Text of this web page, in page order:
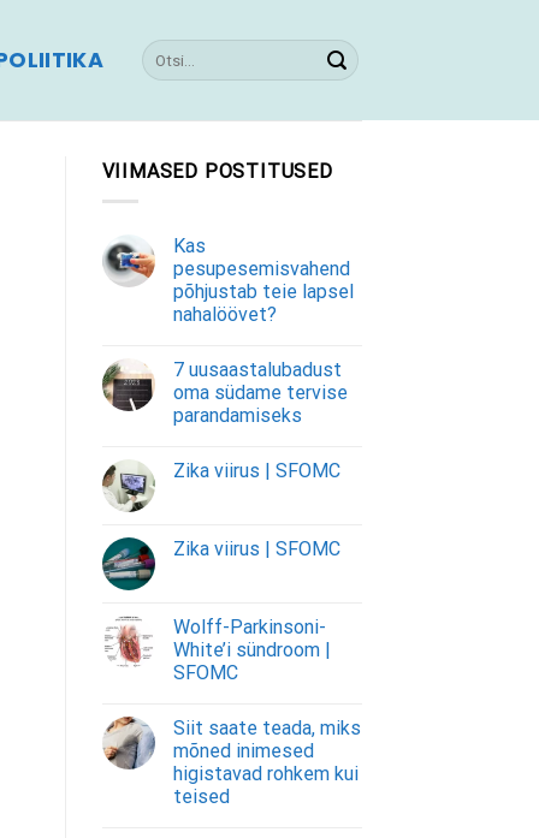
VIIMASED POSTITUSED
Kas
pesupesemisvahend
põhjustab teie lapsel
nahalöövet?
7 uusaastalubadust
oma südame tervise
parandamiseks
Zika viirus | SFOMC
Zika viirus | SFOMC
Wolff-Parkinsoni-
White’i sündroom |
SFOMC
Siit saate teada, miks
mõned inimesed
higistavad rohkem kui
teised